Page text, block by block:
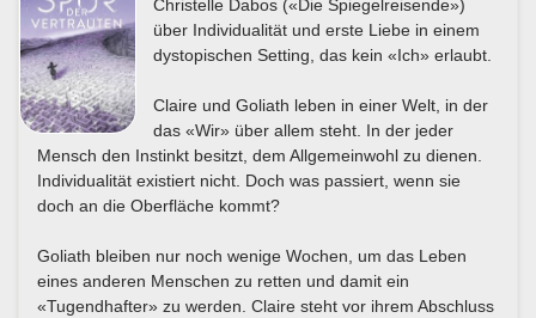
Christelle Dabos («Die Spiegelreisende»)
über Individualität und erste Liebe in einem
dystopischen Setting, das kein «Ich» erlaubt.
Claire und Goliath leben in einer Welt, in der
das «Wir» über allem steht. In der jeder
Mensch den Instinkt besitzt, dem Allgemeinwohl zu dienen.
Individualität existiert nicht. Doch was passiert, wenn sie
doch an die Oberfläche kommt?
Goliath bleiben nur noch wenige Wochen, um das Leben
eines anderen Menschen zu retten und damit ein
«Tugendhafter» zu werden. Claire steht vor ihrem Abschluss